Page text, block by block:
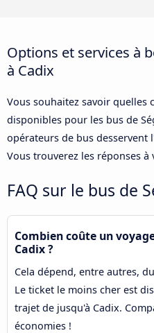
Options et services à
à Cadix
Vous souhaitez savoir quelles
disponibles pour les bus de
opérateurs de bus desservent
Vous trouverez les réponses à
FAQ sur le bus de
Combien coûte un
Cadix ?
Cela dépend, entre autres,
Le ticket le moins cher est
trajet de jusqu'à Cadix.
économies !